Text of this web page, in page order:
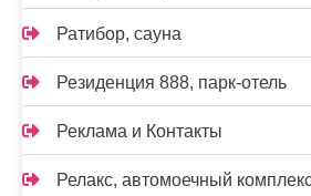
Ратибор, сауна
Резиденция 888, парк-отель
Реклама и Контакты
Релакс, автомоечный